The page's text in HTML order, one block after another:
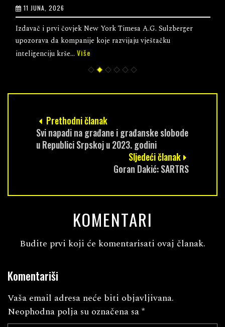
11 JUNA, 2026
Izdavač i prvi čovjek New York Timesa A.G. Sulzberger
upozorava da kompanije koje razvijaju vještačku
inteligenciju krše... Više
Prethodni članak
Svi napadi na građane i građanske slobode
u Republici Srpskoj u 2023. godini
Sljedeći članak
Goran Dakić: SARTRS
KOMENTARI
Budite prvi koji će komentarisati ovaj članak.
Komentariši
Vaša email adresa neće biti objavljivana.
Neophodna polja su označena sa*